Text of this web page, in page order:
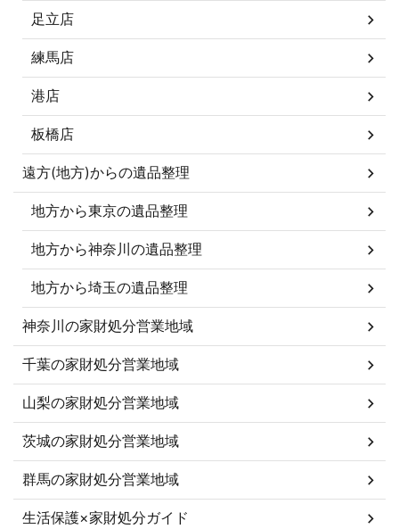
足立店
練馬店
港店
板橋店
遠方(地方)からの遺品整理
地方から東京の遺品整理
地方から神奈川の遺品整理
地方から埼玉の遺品整理
神奈川の家財処分営業地域
千葉の家財処分営業地域
山梨の家財処分営業地域
茨城の家財処分営業地域
群馬の家財処分営業地域
生活保護×家財処分ガイド